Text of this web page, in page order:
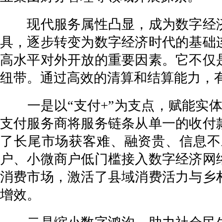
现代服务属性凸显，成为数字经
具，逐步转变为数字经济时代的基
高水平对外开放的重要因素。它不
纽带。通过高效的清算和结算能力，
一是以“支付+”为支点，赋能实体
支付服务商将服务链条从单一的收
了长尾市场获客难、融资贵、信息
户、小微商户低门槛接入数字经济
消费市场，激活了县域消费活力与
增效。